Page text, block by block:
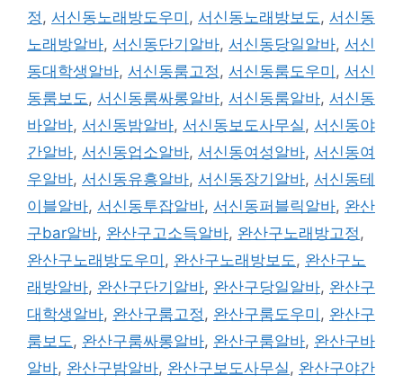
정 , 서신동노래방도우미 , 서신동노래방보도 , 서신동
노래방알바, 서신동단기알바, 서신동당일알바, 서신
동대학생알바, 서신동룸고정 , 서신동룸도우미 , 서신
동룸보도 , 서신동룸싸롱알바, 서신동룸알바, 서신동
바알바, 서신동밤알바, 서신동보도사무실 , 서신동야
간알바, 서신동업소알바, 서신동여성알바, 서신동여
우알바, 서신동유흥알바, 서신동장기알바, 서신동테
이블알바, 서신동투잡알바, 서신동퍼블릭알바, 완산
구bar알바, 완산구고소득알바, 완산구노래방고정 ,
완산구노래방도우미 , 완산구노래방보도 , 완산구노
래방알바, 완산구단기알바, 완산구당일알바, 완산구
대학생알바, 완산구룸고정 , 완산구룸도우미 , 완산구
룸보도 , 완산구룸싸롱알바, 완산구룸알바, 완산구바
알바, 완산구밤알바, 완산구보도사무실 , 완산구야간